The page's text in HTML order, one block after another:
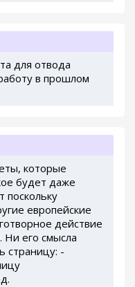
для отвода
в прошлом
которые
будет даже
поскольку
европейские
действие
его смысла
страницу: -